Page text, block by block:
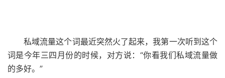
私域流量这个词最近突然火了起来，我第一次听到这个
词是今年三四月份的时候，对方说：“你看我们私域流量做
的多好。”